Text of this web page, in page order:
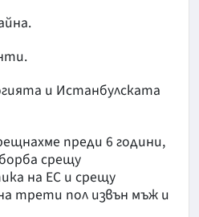
и Истанбулската
преди 6 години,
срещу
на ЕС и срещу
трети пол извън мъж и